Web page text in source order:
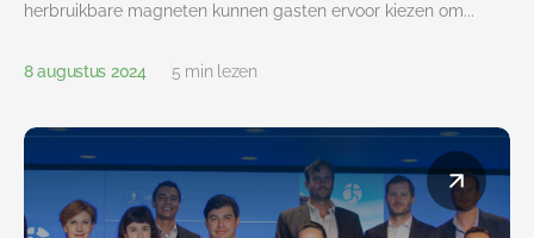
herbruikbare magneten kunnen gasten ervoor kiezen om...
8 augustus 2024 5 min lezen